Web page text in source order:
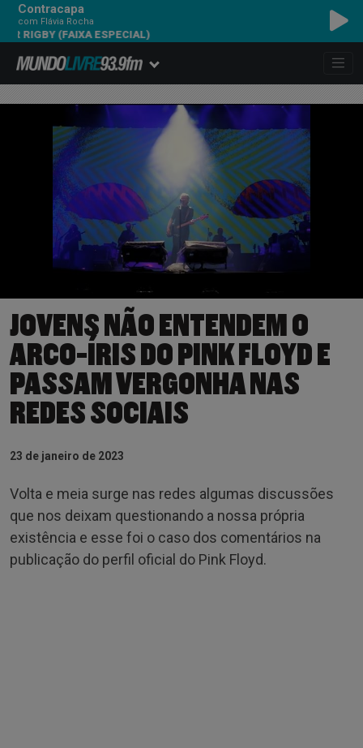
Contracapa
com Flávia Rocha
(FAIXA ESPECIAL)
JOVENS NÃO ENTENDEM O
ARCO-ÍRIS DO PINK FLOYD E
PASSAM VERGONHA NAS
REDES SOCIAIS
23 de janeiro de 2023
Volta e meia surge nas redes algumas discussões
que nos deixam questionando a nossa própria
existência e esse foi o caso dos comentários na
publicação do perfil oficial do Pink Floyd.